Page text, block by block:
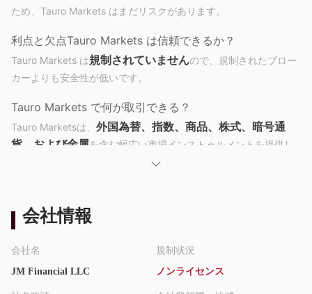
ため、Tauro Markets はまだリスクがあります。
利点と欠点Tauro Markets は信頼できるか？
Tauro Markets は規制されていませんので、規制されたブロー
カーよりも安全性が低いです。
Tauro Markets で何が取引できる？
Tauro Marketsは、 外国為替、指数、商品、株式、暗号通
貨、および金属を含む幅広い市場インストゥルメントを提供し
Tauro Marketsには、
アカウントタイプがあります。スプレッドを低くしたいトレーダ
ーはローアカウントを選ぶことができ、予算が少ないトレーダー
会社情報
会社名
JM Financial LLC
規制状況
ノンライセンス